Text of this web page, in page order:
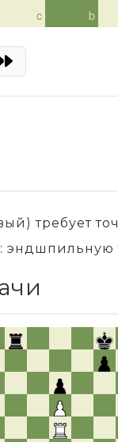
c b
требует
эндшпильную